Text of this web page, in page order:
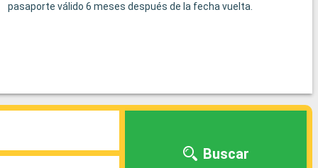
pasaporte válido 6 meses después de la fecha vuelta.
Buscar